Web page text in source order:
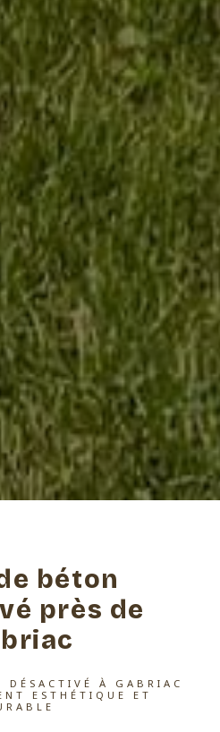
béton
près de
DÉSACTIVÉ À GABRIAC
ESTHÉTIQUE ET